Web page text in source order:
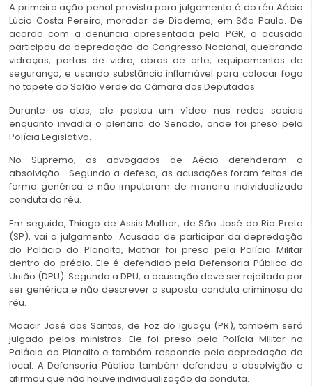
A primeira ação penal prevista para julgamento é do réu Aécio
Lúcio Costa Pereira, morador de Diadema, em São Paulo. De
acordo com a denúncia apresentada pela PGR, o acusado
participou da depredação do Congresso Nacional, quebrando
vidraças, portas de vidro, obras de arte, equipamentos de
segurança, e usando substância inflamável para colocar fogo
no tapete do Salão Verde da Câmara dos Deputados.
Durante os atos, ele postou um vídeo nas redes sociais
enquanto invadia o plenário do Senado, onde foi preso pela
Polícia Legislativa.
No Supremo, os advogados de Aécio defenderam a
absolvição. Segundo a defesa, as acusações foram feitas de
forma genérica e não imputaram de maneira individualizada
conduta do réu.
Em seguida, Thiago de Assis Mathar, de São José do Rio Preto
(SP), vai a julgamento. Acusado de participar da depredação
do Palácio do Planalto, Mathar foi preso pela Polícia Militar
dentro do prédio. Ele é defendido pela Defensoria Pública da
União (DPU). Segundo a DPU, a acusação deve ser rejeitada por
ser genérica e não descrever a suposta conduta criminosa do
réu.
Moacir José dos Santos, de Foz do Iguaçu (PR), também será
julgado pelos ministros. Ele foi preso pela Polícia Militar no
Palácio do Planalto e também responde pela depredação do
local. A Defensoria Pública também defendeu a absolvição e
afirmou que não houve individualização da conduta.